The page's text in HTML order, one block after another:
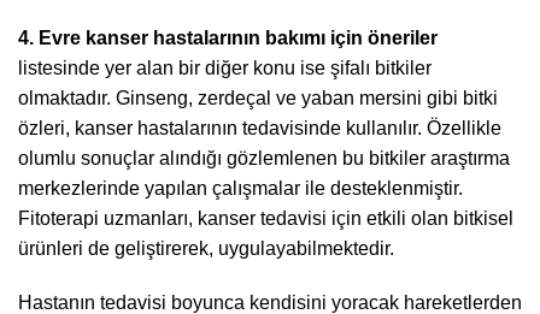
4. Evre kanser hastalarının bakımı için öneriler
listesinde yer alan bir diğer konu ise şifalı bitkiler
olmaktadır. Ginseng, zerdeçal ve yaban mersini gibi bitki
özleri, kanser hastalarının tedavisinde kullanılır. Özellikle
olumlu sonuçlar alındığı gözlemlenen bu bitkiler araştırma
merkezlerinde yapılan çalışmalar ile desteklenmiştir.
Fitoterapi uzmanları, kanser tedavisi için etkili olan bitkisel
ürünleri de geliştirerek, uygulayabilmektedir.
Hastanın tedavisi boyunca kendisini yoracak hareketlerden